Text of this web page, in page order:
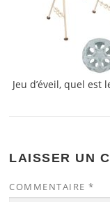
Jeu d’éveil, quel
LAISSER UN
COMMENTAIRE*